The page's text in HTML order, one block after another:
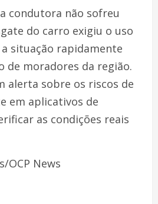
condutora não sofreu
do carro exigiu o uso
situação rapidamente
de moradores da região.
alerta sobre os riscos de
em aplicativos de
as condições reais
OCP News